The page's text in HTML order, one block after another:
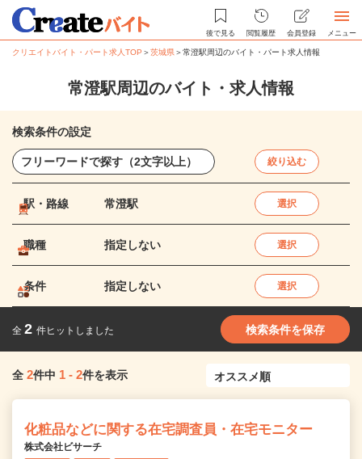
後で見る 閲覧履歴 会員登録 メニュー
クリエイトバイト・パート求人TOP ＞茨城県＞常澄駅周辺のバイト・パート求人情報
常澄駅周辺のバイト・求人情報
検索条件の設定
絞り込む
駅・路線 常澄駅 選択
職種 指定しない 選択
条件 指定しない 選択
全 2 件ヒットしました 検索条件を保存
全 2件中 1 - 2件を表示
化粧品などに関する在宅調査員・在宅モニター
株式会社ビサーチ